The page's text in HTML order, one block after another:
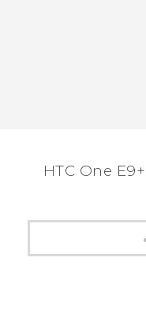
البحث عن المواضيع حول HTC One E9+